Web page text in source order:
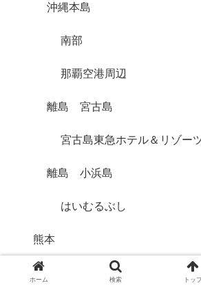
沖縄本島
南部
那覇空港周辺
離島 宮古島
宮古島東急ホテル＆リゾー
離島 小浜島
はいむるぶし
熊本
ホーム 検索 トッ